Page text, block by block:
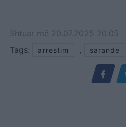
Shtuar më 20.07.2025 20:05
Tags:
arrestim , sarande